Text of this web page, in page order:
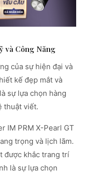
và Công Năng
của sự hiện đại và
kế đẹp mắt và
sự lựa chọn hàng
thuật viết.
IM PRM X-Pearl GT
trọng và lịch lãm.
được khắc trang trí
là sự lựa chọn